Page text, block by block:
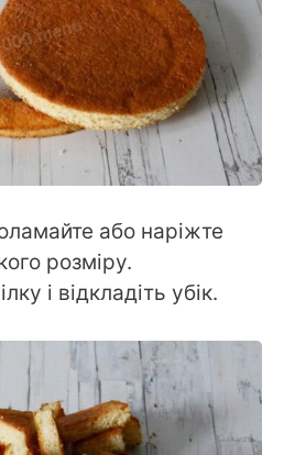
або наріжте
розміру.
і відкладіть убік.